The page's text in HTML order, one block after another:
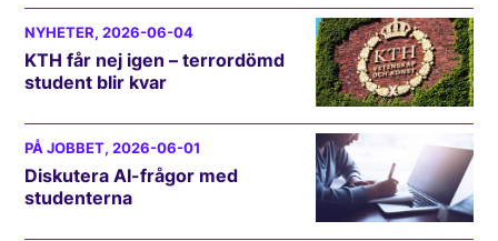
NYHETER, 2026-06-04
KTH får nej igen – terrordömd
student blir kvar
PÅ JOBBET, 2026-06-01
Diskutera AI-frågor med
studenterna